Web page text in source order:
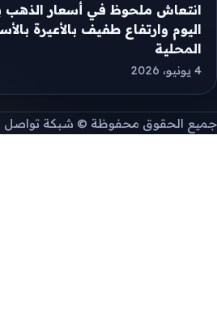
انتعاش ملحوظ في أسعار الذهب
اليوم وارتفاع طفيف بالأعيرة
المحلية
4 يونيو، 2026
جميع الحقوق محفوظة © شبكة تواصل